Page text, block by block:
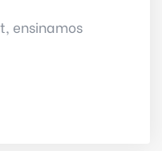
ensinamos